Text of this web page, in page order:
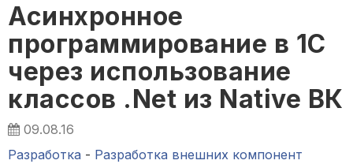
Асинхронное
программирование в 1С
через использование
классов .Net из Native ВК
09.08.16
Разработка - Разработка внешних компонент